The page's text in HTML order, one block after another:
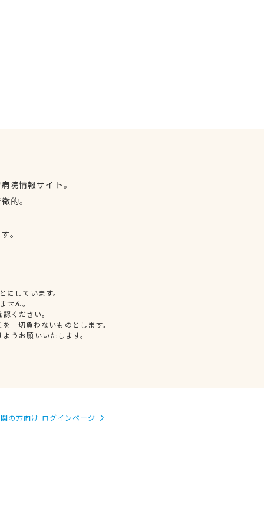
院情報サイト。
的。
。
しています。
せん。
ください。
一切負わないものとします。
うお願いいたします。
の方向け ログインページ